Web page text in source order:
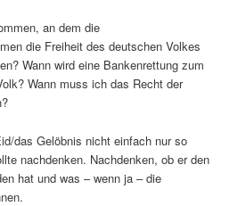
an dem die
die Freiheit des deutschen Volkes
Wann wird eine Bankenrettung zum
Wann muss ich das Recht der
das Gelöbnis nicht einfach nur so
nachdenken. Nachdenken, ob er den
hat und was – wenn ja – die